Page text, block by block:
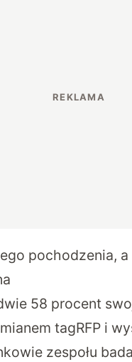
pochodzenia,
58 procent
tagRFP i
zespołu